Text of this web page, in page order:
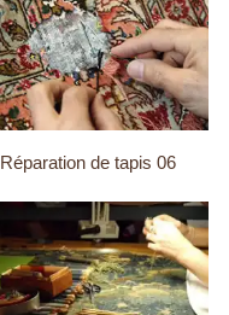
Réparation de tapis 06